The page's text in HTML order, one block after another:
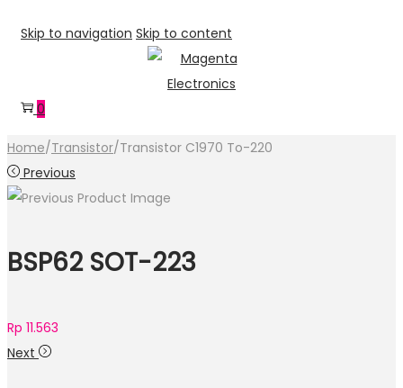
Skip to navigation Skip to content
0
Home/Transistor/Transistor C1970 To-220
Previous
BSP62 SOT-223
Rp 11.563
Next